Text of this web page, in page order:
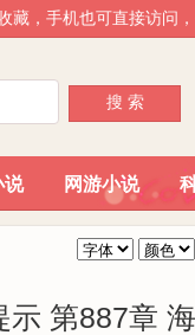
藏，手机也可直接访问
搜 索
说 网游小说
示 第887章